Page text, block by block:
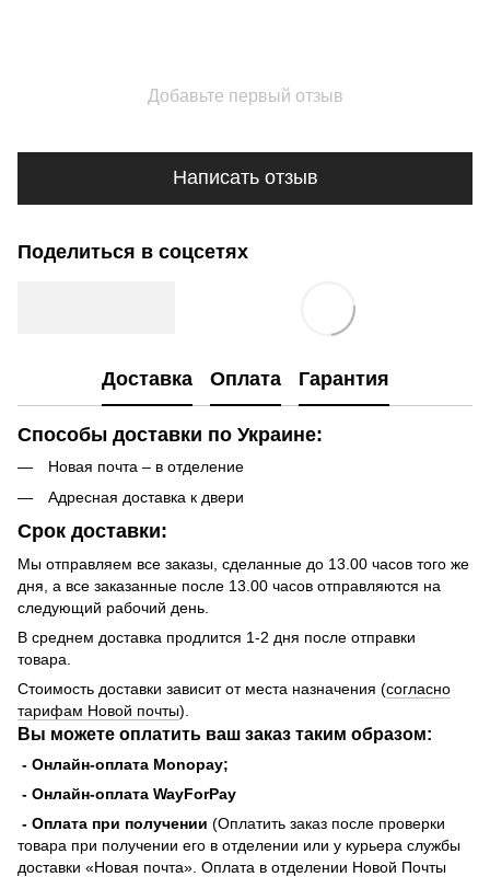
Добавьте первый отзыв
Написать отзыв
Поделиться в соцсетях
Доставка Оплата Гарантия
Способы доставки по Украине:
Новая почта – в отделение
Адресная доставка к двери
Срок доставки:
Мы отправляем все заказы, сделанные до 13.00 часов того же
дня, а все заказанные после 13.00 часов отправляются на
следующий рабочий день.
В среднем доставка продлится 1-2 дня после отправки
товара.
Стоимость доставки зависит от места назначения (согласно
тарифам Новой почты).
Вы можете оплатить ваш заказ таким образом:
- Онлайн-оплата Monopay;
- Онлайн-оплата WayForPay
- Оплата при получении (Оплатить заказ после проверки
товара при получении его в отделении или у курьера службы
доставки «Новая почта». Оплата в отделении Новой Почты